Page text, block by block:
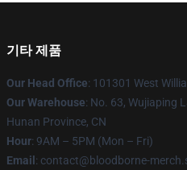
기타 제품
Our Head Office: 101301 West
Our Warehouse: No. 63, Wujiaping
Hunan Province, CN
Hour: 9AM – 5PM (Mon – Fri)
Email : contact@bloodborne-